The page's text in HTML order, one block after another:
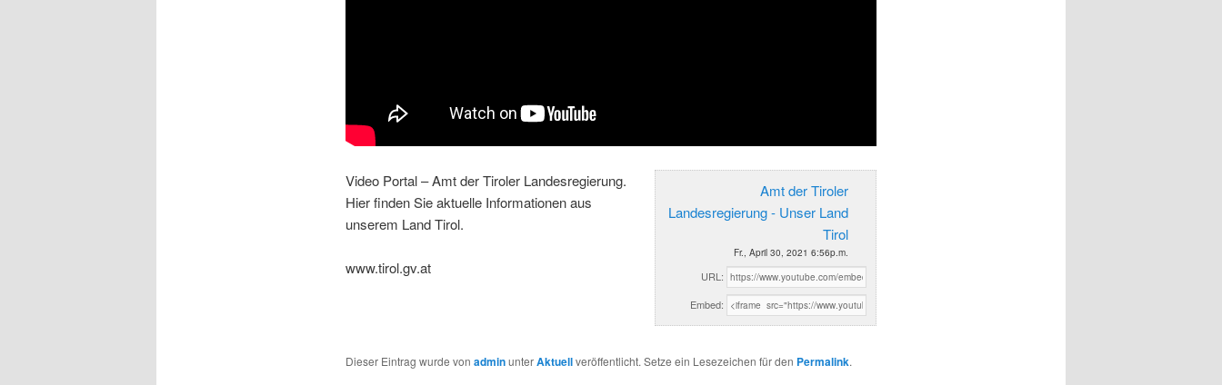
Amt der Tiroler
Landesregierung - Unser Land
Tirol
Fr., April 30, 2021 6:56p.m.
URL:
Embed:
Video Portal – Amt der Tiroler Landesregierung.
Hier finden Sie aktuelle Informationen aus
unserem Land Tirol.
www.tirol.gv.at
Dieser Eintrag wurde von adminunterAktuellveröffentlicht. Setze ein Lesezeichen für den Permalink.